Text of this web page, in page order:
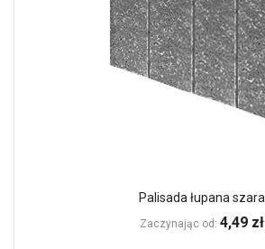
Palisada łupana szara
Zaczynając od 4,49 zł